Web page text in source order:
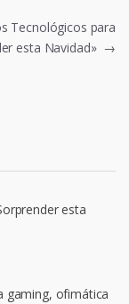
Tecnológicos para
esta Navidad» →
esta
gaming, ofimática